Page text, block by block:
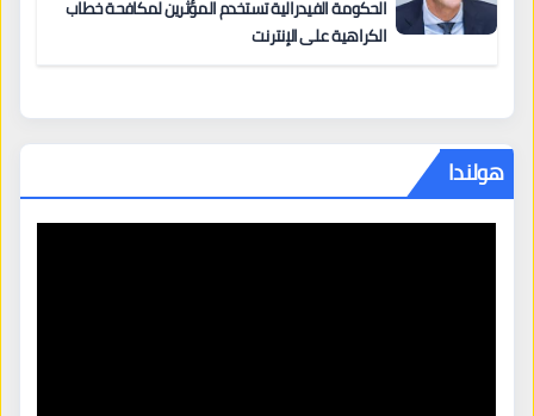
الحكومة الفيدرالية تستخدم المؤثرين لمكافحة خطاب
الكراهية على الإنترنت
هولندا